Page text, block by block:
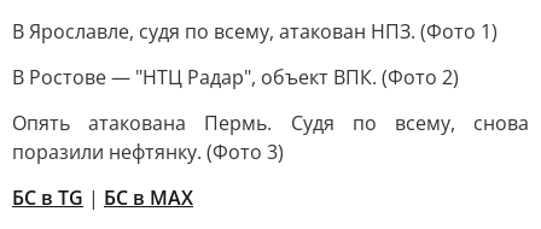
В Ярославле, судя по всему, атакован НПЗ. (Фото 1)
В Ростове — "НТЦ Радар", объект ВПК. (Фото 2)
Опять атакована Пермь. Судя по всему, снова
поразили нефтянку. (Фото 3)
БС в TG | БС в МАХ